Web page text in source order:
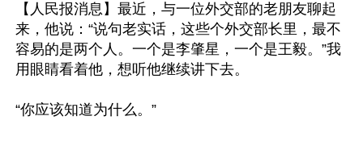
【人民报消息】最近，与一位外交部的老朋友聊起
来，他说：“说句老实话，这些个外交部长里，最不
容易的是两个人。一个是李肇星，一个是王毅。”我
用眼睛看着他，想听他继续讲下去。
“你应该知道为什么。”